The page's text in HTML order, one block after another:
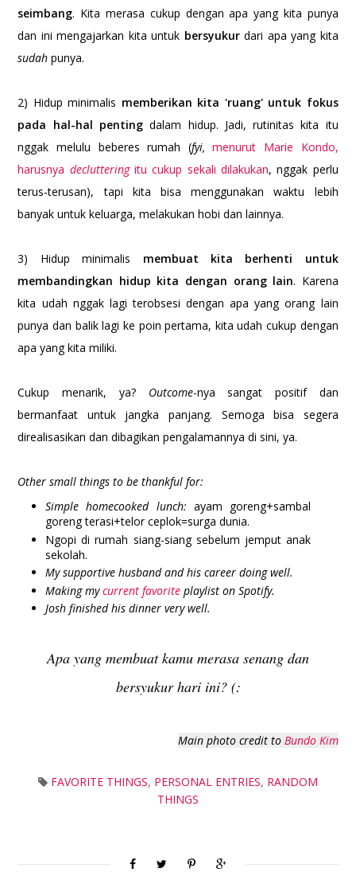
seimbang. Kita merasa cukup dengan apa yang kita punya
dan ini mengajarkan kita untuk bersyukurdari apa yang kita
sudahpunya.
2) Hidup minimalis memberikan kita 'ruang' untuk fokus
pada hal-hal pentingdalam hidup. Jadi, rutinitas kita itu
nggak melulu beberes rumah (fyi, menurut Marie Kondo,
harusnya declutteringitu cukup sekali dilakukan, nggak perlu
terus-terusan), tapi kita bisa menggunakan waktu lebih
banyak untuk keluarga, melakukan hobi dan lainnya.
3) Hidup minimalis membuat kita berhenti untuk
membandingkan hidup kita dengan orang lain. Karena
kita udah nggak lagi terobsesi dengan apa yang orang lain
punya dan balik lagi ke poin pertama, kita udah cukup dengan
apa yang kita miliki.
Cukup menarik, ya? Outcome-nya sangat positif dan
bermanfaat untuk jangka panjang. Semoga bisa segera
direalisasikan dan dibagikan pengalamannya di sini, ya.
Other small things to be thankful for:
Simple homecooked lunch: ayam goreng+sambal
goreng terasi+telor ceplok=surga dunia.
Ngopi di rumah siang-siang sebelum jemput anak
sekolah.
My supportive husband and his career doing well.
Making mycurrent favorite playlist on Spotify.
Josh finished his dinner very well.
Apa yang membuat kamu merasa senang dan
bersyukur hari ini? (:
Main photo credit to Bundo Kim
FAVORITE THINGS, PERSONAL ENTRIES, RANDOM
THINGS